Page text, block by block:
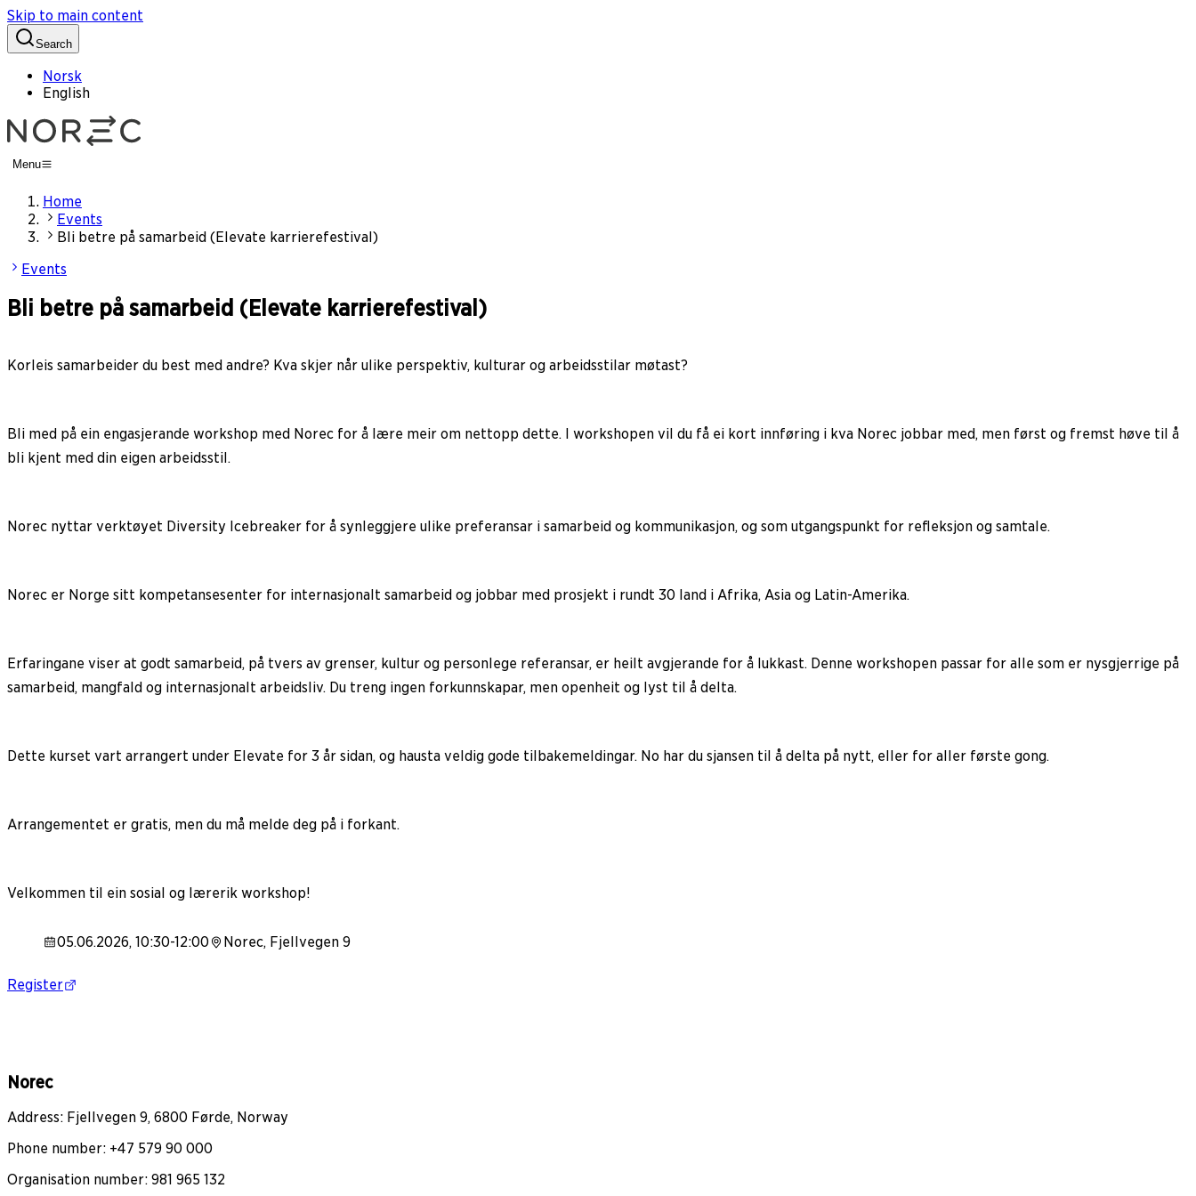
Skip to main content
Search
Norsk
English
Menu
Home
Events
Bli betre på samarbeid (Elevate karrierefestival)
Events
Bli betre på samarbeid (Elevate karrierefestival)
Korleis samarbeider du best med andre? Kva skjer når ulike perspektiv, kulturar og arbeidsstilar møtast?
Bli med på ein engasjerande workshop med Norec for å lære meir om nettopp dette. I workshopen vil du få ei kort innføring i kva Norec jobbar med, men først og fremst høve til å
bli kjent med din eigen arbeidsstil.
Norec nyttar verktøyet Diversity Icebreaker for å synleggjere ulike preferansar i samarbeid og kommunikasjon, og som utgangspunkt for refleksjon og samtale.
Norec er Norge sitt kompetansesenter for internasjonalt samarbeid og jobbar med prosjekt i rundt 30 land i Afrika, Asia og Latin-Amerika.
Erfaringane viser at godt samarbeid, på tvers av grenser, kultur og personlege referansar, er heilt avgjerande for å lukkast. Denne workshopen passar for alle som er nysgjerrige på
samarbeid, mangfald og internasjonalt arbeidsliv. Du treng ingen forkunnskapar, men openheit og lyst til å delta.
Dette kurset vart arrangert under Elevate for 3 år sidan, og hausta veldig gode tilbakemeldingar. No har du sjansen til å delta på nytt, eller for aller første gong.
Arrangementet er gratis, men du må melde deg på i forkant.
Velkommen til ein sosial og lærerik workshop!
05.06.2026, 10:30-12:00 Norec, Fjellvegen 9
Register
Norec
Address: Fjellvegen 9, 6800 Førde, Norway
Phone number: +47 579 90 000
Organisation number: 981 965 132